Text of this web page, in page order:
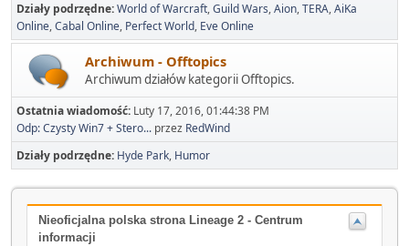
Działy podrzędne World of Warcraft Guild Wars Aion TERA AiKa
Online Cabal Online Perfect World Eve Online
Archiwum - Offtopics
Archiwum działów kategorii Offtopics.
Ostatnia wiadomość: Luty 17, 2016, 01:44:38 PM
Odp: Czysty Win7 + Stero... przez RedWind
Działy podrzędne Hyde Park Humor
Nieoficjalna polska strona Lineage 2 - Centrum
informacji